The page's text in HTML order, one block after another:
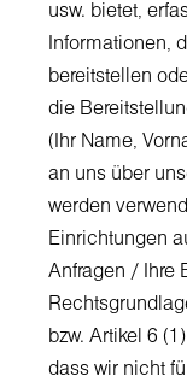
usw. bietet,
Informationen,
bereitstellen
die
(Ihr Name,
an uns über
werden
Einrichtungen
Anfragen / Ihre
bzw. Artikel 6
dass wir nicht